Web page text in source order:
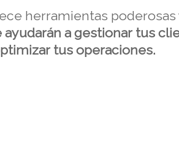
herramientas poderosas
ayudarán a gestionar tus
tus operaciones.